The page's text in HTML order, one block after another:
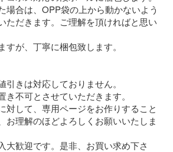
場合は、OPP袋の上から動かないよう
ただきます。ご理解を頂ければと思い
が、丁寧に梱包致します。
引きは対応しておりません。
き不可とさせていただきます。
対して、専用ページをお作りすること
お理解のほどよろしくお願いいたしま
大歓迎です。是非、お買い求め下さ